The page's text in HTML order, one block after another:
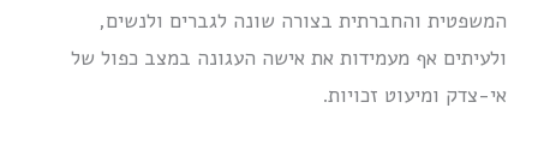
המשפטית והחברתית בצורה שונה לגברים ולנשים,
ולעיתים אף מעמידות את אישה העגונה במצב כפול של
אי-צדק ומיעוט זכויות.